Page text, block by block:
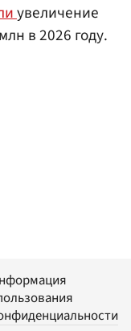
увеличение
в 2026 году.